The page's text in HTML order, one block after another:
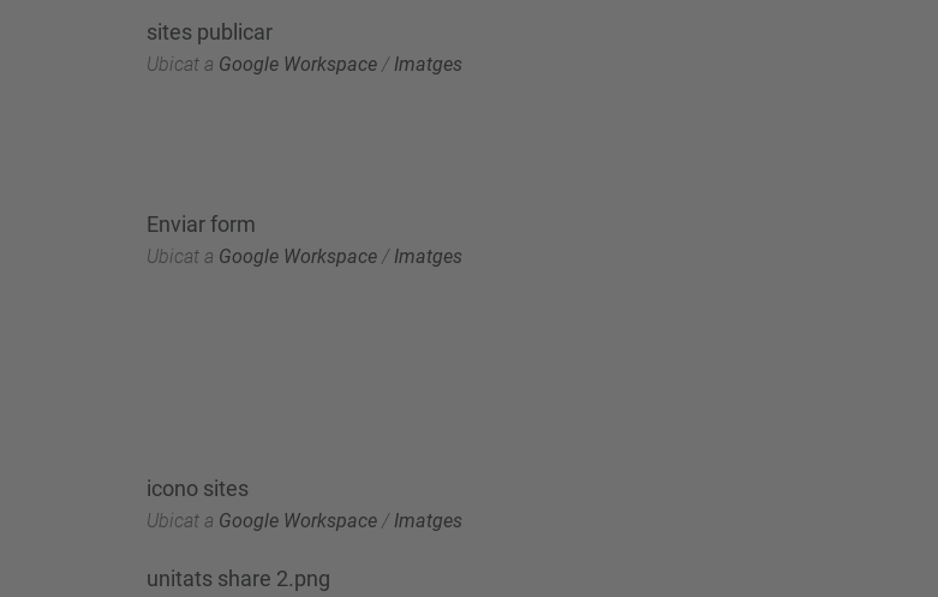
sites publicar
Ubicat a Google Workspace / Imatges
Enviar form
Ubicat a Google Workspace / Imatges
icono sites
Ubicat a Google Workspace / Imatges
unitats share 2.png